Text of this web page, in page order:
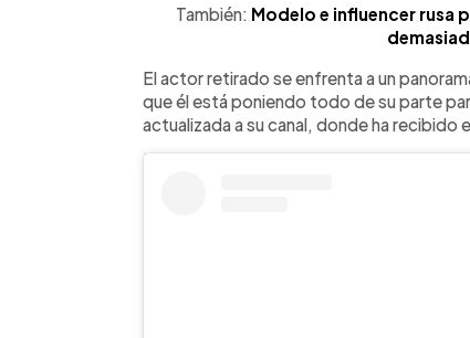
También: Modelo e influencer rusa
El actor retirado se enfrenta a un
que él está poniendo todo de su parte
actualizada a su canal, donde ha recibido